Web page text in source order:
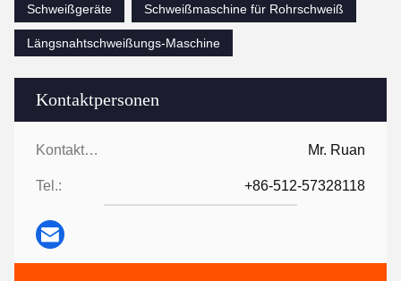
Kontaktpersonen
Kontaktpersonen: Mr. Ruan
Tel.: +86-512-57328118
Schweißgeräte
Schweißmaschine für Rohrschweiß
Längsnahtschweißungs-Maschine